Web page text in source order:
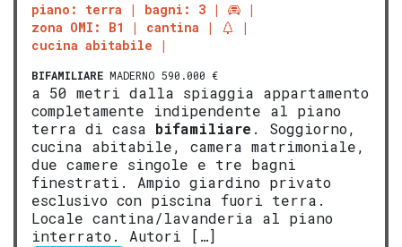
piano: terra
bagni: 3
zona OMI: B1
cantina
cucina abitabile
BIFAMILIARE MADERNO 590.000 €
a 50 metri dalla spiaggia appartamento
completamente indipendente al piano
terra di casa bifamiliare . Soggiorno,
cucina abitabile, camera matrimoniale,
due camere singole e tre bagni
finestrati. Ampio giardino privato
esclusivo con piscina fuori terra.
Locale cantina/lavanderia al piano
interrato. Autori […]